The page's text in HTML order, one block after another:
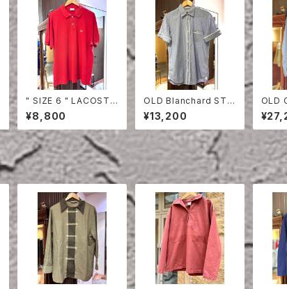
" SIZE 6 " LACOSTE
POLO SHIRT RED
¥8,800
OLD Blanchard STRI
PE COTTON HALF S
LEEVE SHIRT
¥13,200
OLD
ON